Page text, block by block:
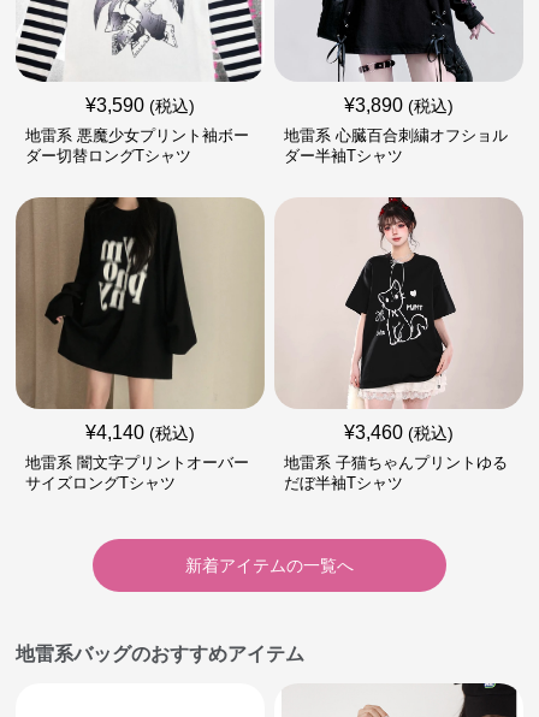
¥3,590 (税込)
地雷系 悪魔少女プリント袖ボー
ダー切替ロングTシャツ
¥3,890 (税込)
地雷系 心臓百合刺繍オフショル
ダー半袖Tシャツ
¥4,140 (税込)
地雷系 闇文字プリントオーバー
サイズロングTシャツ
¥3,460 (税込)
地雷系 子猫ちゃんプリントゆる
だぼ半袖Tシャツ
新着アイテムの一覧へ
地雷系バッグのおすすめアイテム